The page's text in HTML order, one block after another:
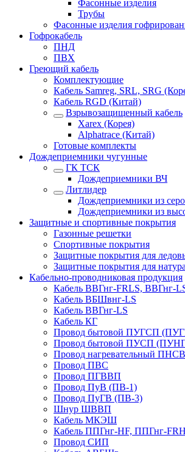
Фасонные изделия
Трубы
Фасонные изделия
Гофрокабель
ПНД
ПВХ
Греющий кабель
Комплектующие
Кабель Samreg, SRL, SRG
Кабель RGD (Китай)
Взрывозащищенный кабель
Xarex (Корея)
Alphatrace (Китай)
Готовые комплекты
Дождеприемники чугунные
ГК ТСК
Дождеприемники ВЧ
Литлидер
Дождеприемники из
Дождеприемники из
Защитные и спортивные покрытия
Газонные решетки
Спортивные покрытия
Защитные покрытия для
Защитные покрытия для
Кабельно-проводниковая продукция
Кабель ВВГнг-FRLS, ВВГнг-
Кабель ВБШвнг-LS
Кабель ВВГнг-LS
Кабель КГ
Провод бытовой ПУГСП
Провод бытовой ПУСП
Провод нагревательный ПНСВ
Провод ПВС
Провод ПГВВП
Провод ПуВ (ПВ-1)
Провод ПуГВ (ПВ-3)
Шнур ШВВП
Кабель МКЭШ
Кабель ППГнг-HF, ППГнг-
Провод СИП